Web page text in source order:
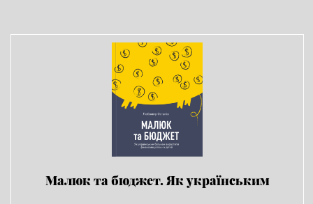
Малюк та бюджет. Як українським